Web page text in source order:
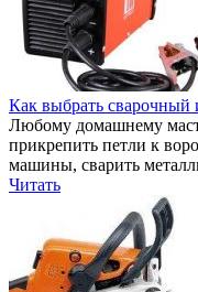
Как выбрать сварочный
Любому домашнему
прикрепить петли к
машины, сварить
Читать